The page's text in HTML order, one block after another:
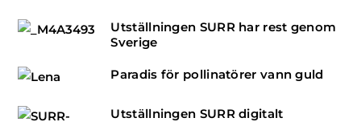
Utställningen SURR har rest genom
Sverige
Paradis för pollinatörer vann guld
Utställningen SURR digitalt